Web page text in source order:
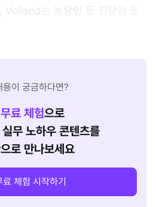
Volland는 농담인 듯 진담인 듯
용이 궁금하다면?
료 체험으로
무 노하우 콘텐츠를
로 만나보세요
체험 시작하기